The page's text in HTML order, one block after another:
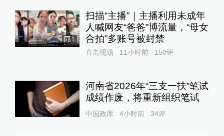
1
扫描“主播”｜主播利用未成年
人喊网友“爸爸”博流量，“母女
合拍”多账号被封禁
直击现场 11小时前 150评
河南省2026年“三支一扶”笔试
成绩作废，将重新组织笔试
中国政库 4小时前 34评